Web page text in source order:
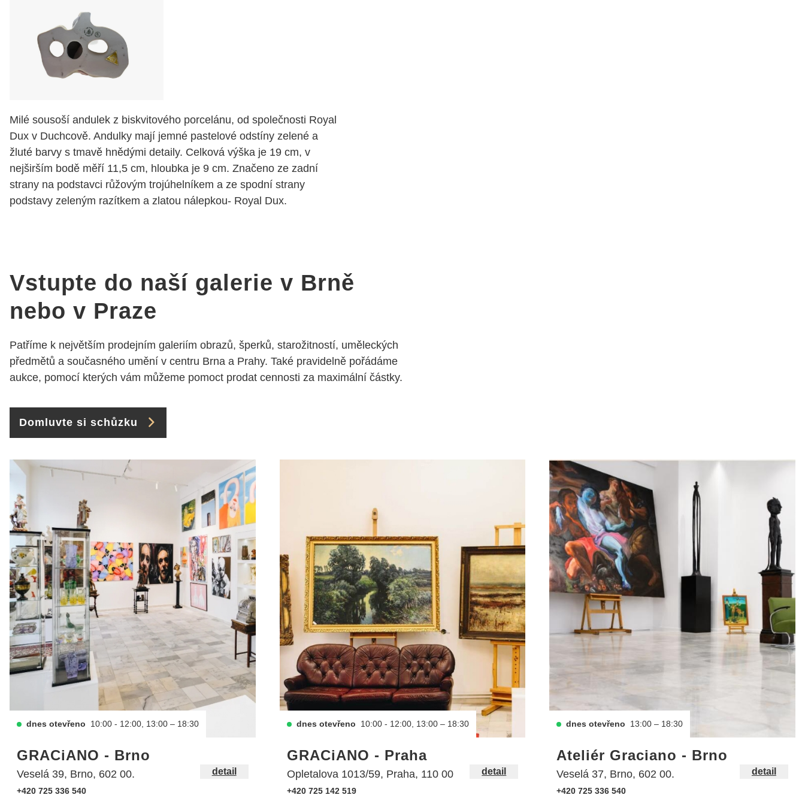
Milé sousoší andulek z biskvitového porcelánu, od společnosti Royal
Dux v Duchcově. Andulky mají jemné pastelové odstíny zelené a
žluté barvy s tmavě hnědými detaily. Celková výška je 19 cm, v
nejširším bodě měří 11,5 cm, hloubka je 9 cm. Značeno ze zadní
strany na podstavci růžovým trojúhelníkem a ze spodní strany
podstavy zeleným razítkem a zlatou nálepkou- Royal Dux.
Vstupte do naší galerie v Brně
nebo v Praze
Patříme k největším prodejním galeriím obrazů, šperků, starožitností, uměleckých
předmětů a současného umění v centru Brna a Prahy. Také pravidelně pořádáme
aukce, pomocí kterých vám můžeme pomoct prodat cennosti za maximální částky.
Domluvte si schůzku
dnes otevřeno 10:00 - 12:00, 13:00 – 18:30
GRACiANO - Brno
Veselá 39, Brno, 602 00.
+420 725 336 540
detail
dnes otevřeno 10:00 - 12:00, 13:00 – 18:30
GRACiANO - Praha
Opletalova 1013/59, Praha, 110 00
+420 725 142 519
detail
dnes otevřeno 13:00 – 18:30
Ateliér Graciano - Brno
Veselá 37, Brno, 602 00.
+420 725 336 540
detail